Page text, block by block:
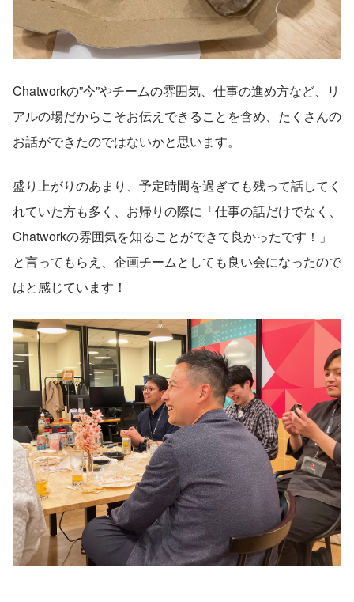
Chatworkの”今”やチームの雰囲気、仕事の進め方など、リ
アルの場だからこそお伝えできることを含め、たくさんの
お話ができたのではないかと思います。
盛り上がりのあまり、予定時間を過ぎても残って話してく
れていた方も多く、お帰りの際に「仕事の話だけでなく、
Chatworkの雰囲気を知ることができて良かったです！」
と言ってもらえ、企画チームとしても良い会になったので
はと感じています！